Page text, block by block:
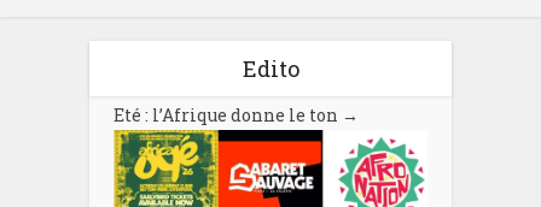
Edito
Eté : l’Afrique donne le ton →